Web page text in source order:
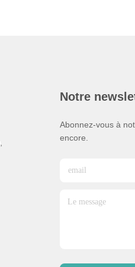
Notre
Abonnez-vous à
encore.